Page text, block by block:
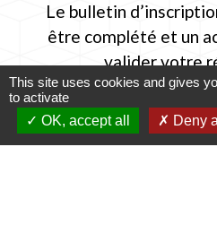
Le bulletin
être complété et un
valider votre
This site uses cookies and gives
to activate
OK, accept all
Deny